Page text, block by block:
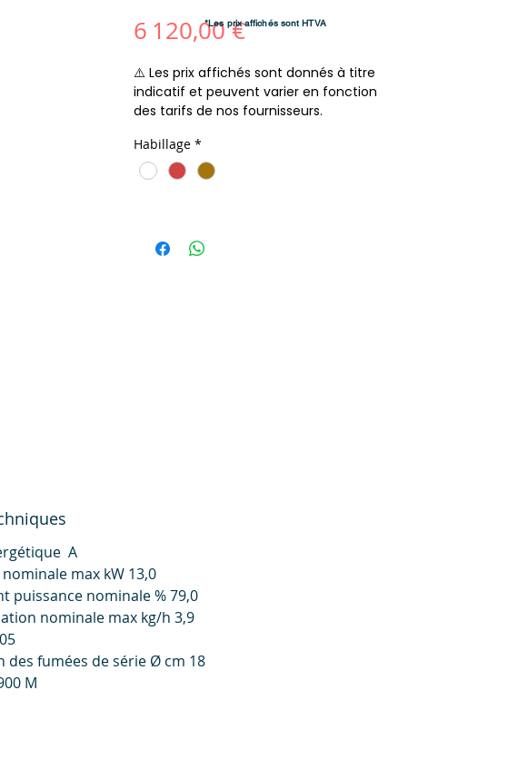
6 120,00 €Prix
⚠️ Les prix affichés sont donnés à titre
indicatif et peuvent varier en fonction
des tarifs de nos fournisseurs.
Habillage *
A
nominale max kW 13,0
puissance nominale % 79,0
nominale max kg/h 3,9
des fumées de série Ø cm 18
M
*Les prix affichés sont HTVA